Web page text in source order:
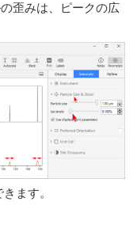
歪みは、ピークの広
ます。